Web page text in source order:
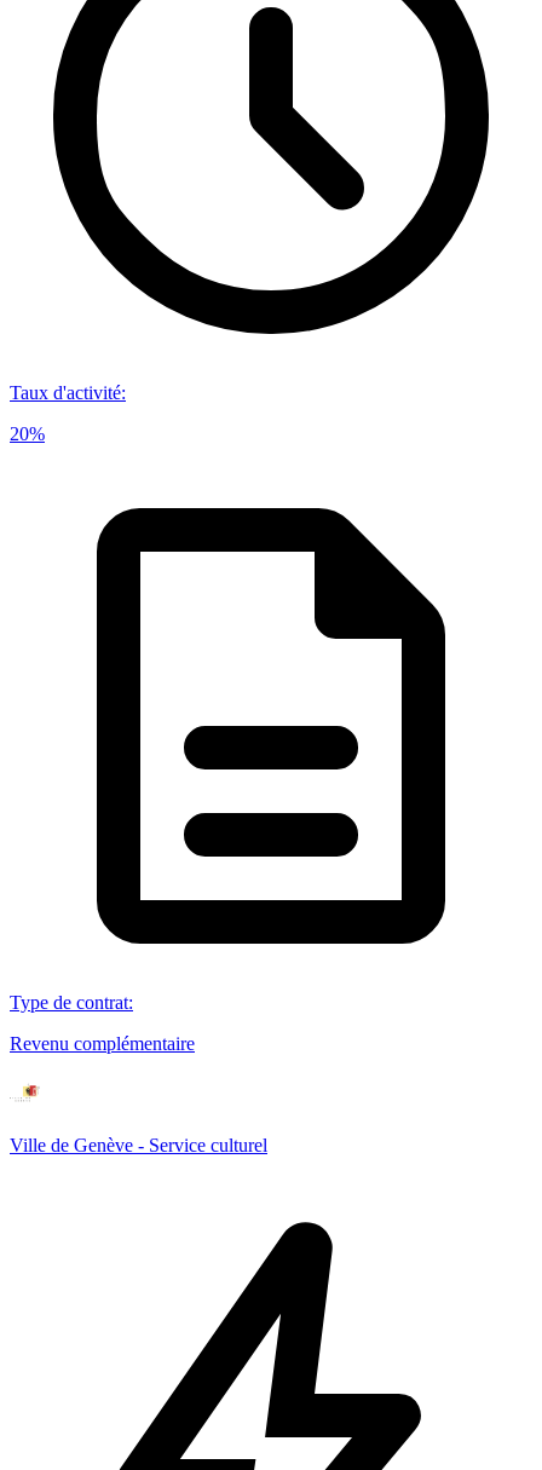
Taux d'activité:
20%
Type de contrat:
Revenu complémentaire
Ville de Genève - Service culturel